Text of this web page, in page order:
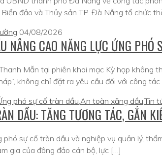
đảo và Thủy sản TP. Đà Nẵng tổ chức
04/08/2026
NÂNG CAO NĂNG LỰC ỨNG PHÓ
Mẫn tại phiên khai mạc Kỳ họp
không chỉ đặt ra yêu cầu đối với công
phó sự cố tràn dầu,An toàn xăng dầu,Tin
DẦU: TĂNG TƯƠNG TÁC, GẮN
sự cố tràn dầu và nghiệp vụ quản lý,
gia của đông đảo cán bộ, lực […]